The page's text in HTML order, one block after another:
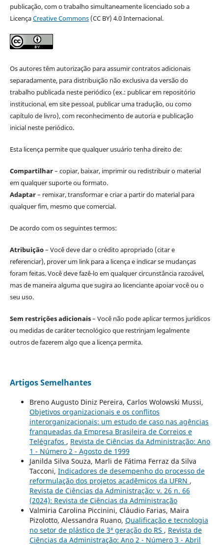
publicação, com o trabalho simultaneamente licenciado sob a
LicençaCreative Commons(CC BY) 4.0 Internacional.
Os autores têm autorização para assumir contratos adicionais
separadamente, para distribuição não exclusiva da versão do
trabalho publicada neste periódico (ex.: publicar em repositório
institucional, em site pessoal, publicar uma tradução, ou como
capítulo de livro), com reconhecimento de autoria e publicação
inicial neste periódico.
Esta licença permite que qualquer usuário tenha direito de:
Compartilhar– copiar, baixar, imprimir ou redistribuir o material
em qualquer suporte ou formato.
Adaptar– remixar, transformar e criar a partir do material para
qualquer fim, mesmo que comercial.
De acordo com os seguintes termos:
Atribuição– Você deve dar o crédito apropriado (citar e
referenciar), prover um link para a licença e indicar se mudanças
foram feitas. Você deve fazê-lo em qualquer circunstância razoável,
mas de maneira alguma que sugira ao licenciante apoiar você ou o
seu uso.
Sem restrições adicionais– Você não pode aplicar termos jurídicos
ou medidas de caráter tecnológico que restrinjam legalmente
outros de fazerem algo que a licença permita.
Artigos Semelhantes
Breno Augusto Diniz Pereira, Carlos Wolowski Mussi,
Objetivos organizacionais e os conflitos
interorganizacionais: um estudo de caso nas agências
franqueadas da Empresa Brasileira de Correios e
Telégrafos , Revista de Ciências da Administração: Ano
1 - Número 2 - Agosto de 1999
Janilda Silva Souza, Marli de Fátima Ferraz da Silva
Tacconi, Indicadores de desempenho do processo de
reformulação dos projetos acadêmicos da UFRN ,
Revista de Ciências da Administração: v. 26 n. 66
(2024): Revista de Ciências da Administração
Valmiria Carolina Piccinini, Cláudio Farias, Maira
Pizolotto, Alessandra Ruano, Qualificação e tecnologia
no setor de plástico de 3ª geração do RS , Revista de
Ciências da Administração: Ano 2 - Número 3 - Abril